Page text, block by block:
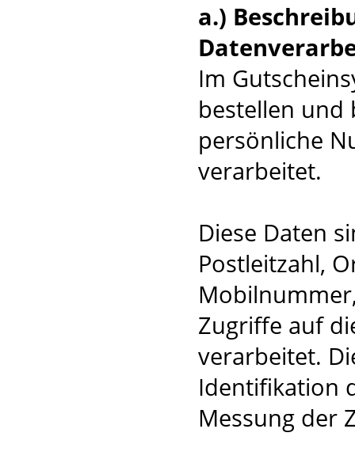
a.)
Im
bestellen und
persönliche
verarbeitet.
Diese Daten
Postleitzahl,
Zugriffe auf
verarbeitet.
Identifikation
Messung der